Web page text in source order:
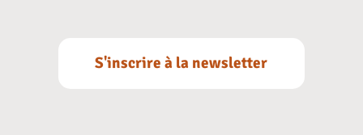
S'inscrire à la newsletter